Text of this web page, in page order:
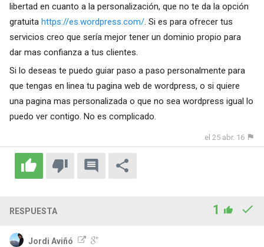
libertad en cuanto a la personalización, que no te da la opción
gratuita https://es.wordpress.com/. Si es para ofrecer tus
servicios creo que sería mejor tener un dominio propio para
dar mas confianza a tus clientes.
Si lo deseas te puedo guiar paso a paso personalmente para
que tengas en linea tu pagina web de wordpress, o si quiere
una pagina mas personalizada o que no sea wordpress igual lo
puedo ver contigo. No es complicado.
el 25 abr. 16
RESPUESTA 1
Jordi Aviñó